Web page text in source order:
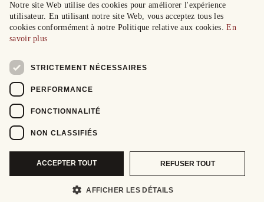
Notre site Web utilise des cookies pour améliorer l'expérience
utilisateur. En utilisant notre site Web, vous acceptez tous les
cookies conformément à notre Politique relative aux cookies.En
savoir plus
STRICTEMENT NÉCESSAIRES
PERFORMANCE
FONCTIONNALITÉ
NON CLASSIFIÉS
ACCEPTER TOUT REFUSER TOUT
AFFICHER LES DÉTAILS